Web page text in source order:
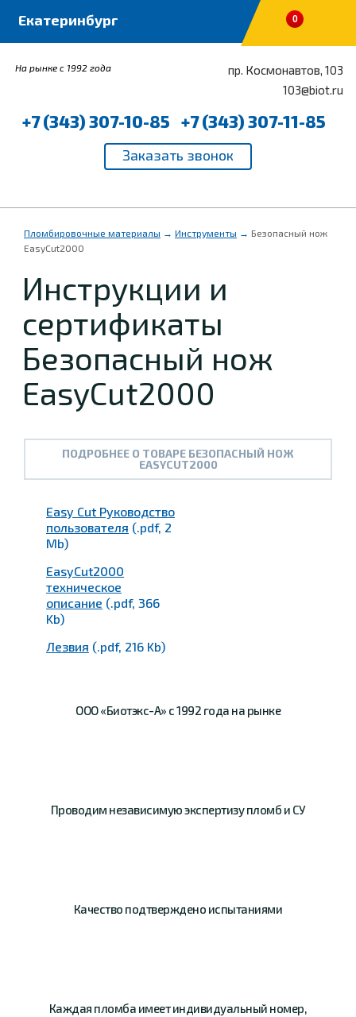
0
На рынке с 1992 года
пр. Космонавтов, 103
103@biot.ru
+7 (343) 307-10-85 +7 (343) 307-11-85
Пломбировочные материалы → Инструменты → Безопасный нож
EasyCut2000
Инструкции и
сертификаты
Безопасный нож
EasyCut2000
ПОДРОБНЕЕ О ТОВАРЕ БЕЗОПАСНЫЙ НОЖ
EASYCUT2000
Easy Cut Руководство
пользователя (.pdf, 2
Mb)
EasyCut2000
техническое
описание (.pdf, 366
Kb)
Лезвия (.pdf, 216 Kb)
ООО «Биотэкс-А» с 1992 года на рынке
Проводим независимуюэкспертизу пломб и СУ
Качество подтверждено испытаниями
Каждая пломба имеетиндивидуальный номер,